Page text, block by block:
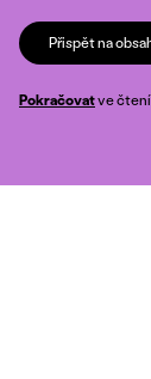
Přispět na
Pokračovatve čtení